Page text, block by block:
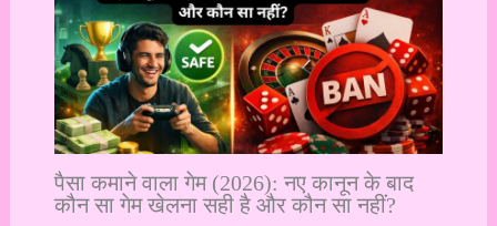
पैसा कमाने वाला गेम (2026): नए कानून के बाद
कौन सा गेम खेलना सही है और कौन सा नहीं?